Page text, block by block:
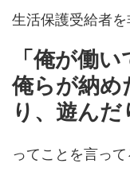
生活保護受給者を
「俺が働
俺らが納め
り、遊んだ
ってことを言って